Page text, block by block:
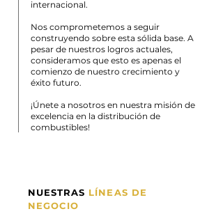
internacional.
Nos comprometemos a seguir
construyendo sobre esta sólida base. A
pesar de nuestros logros actuales,
consideramos que esto es apenas el
comienzo de nuestro crecimiento y
éxito futuro.
¡Únete a nosotros en nuestra misión de
excelencia en la distribución de
combustibles!
NUESTRAS LÍNEAS DE
NEGOCIO